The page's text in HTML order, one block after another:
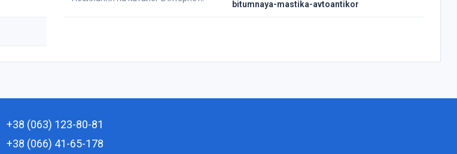
bitumnaya-mastika-avtoantikor
+38 (063) 123-80-81
+38 (066) 41-65-178